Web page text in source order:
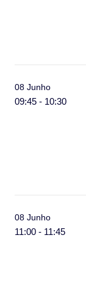
08 Junho
09:45 - 10:30
08 Junho
11:00 - 11:45